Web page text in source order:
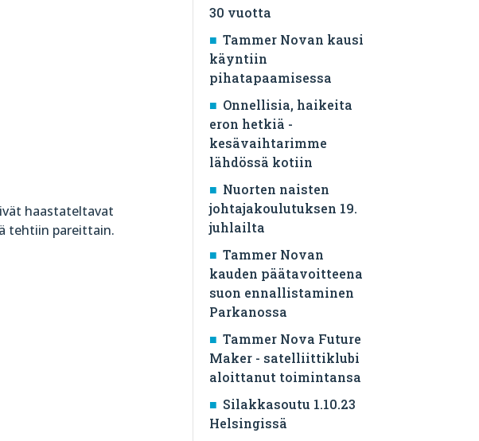
haastateltavat
tehtiin pareittain.
30 vuotta
Tammer Novan kausi
käyntiin
pihatapaamisessa
Onnellisia, haikeita
eron hetkiä -
kesävaihtarimme
lähdössä kotiin
Nuorten naisten
johtajakoulutuksen 19.
juhlailta
Tammer Novan
kauden päätavoitteena
suon ennallistaminen
Parkanossa
Tammer Nova Future
Maker - satelliittiklubi
aloittanut toimintansa
Silakkasoutu 1.10.23
Helsingissä